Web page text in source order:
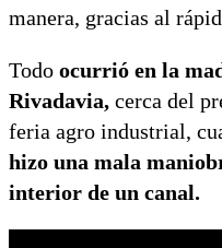
manera, gracias al
Todo ocurrió en la
Rivadavia, cerca del
feria agro industrial,
hizo una mala
interior de un canal.